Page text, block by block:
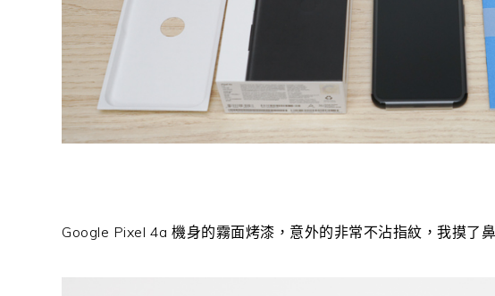
Google Pixel 4a 機身的霧面烤漆，意外的非常不沾指紋，我摸了